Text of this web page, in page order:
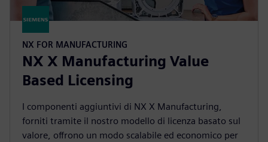
NX FOR MANUFACTURING
NX X Manufacturing Value
Based Licensing
I componenti aggiuntivi di NX X Manufacturing,
forniti tramite il nostro modello di licenza basato sul
valore, offrono un modo scalabile ed economico per